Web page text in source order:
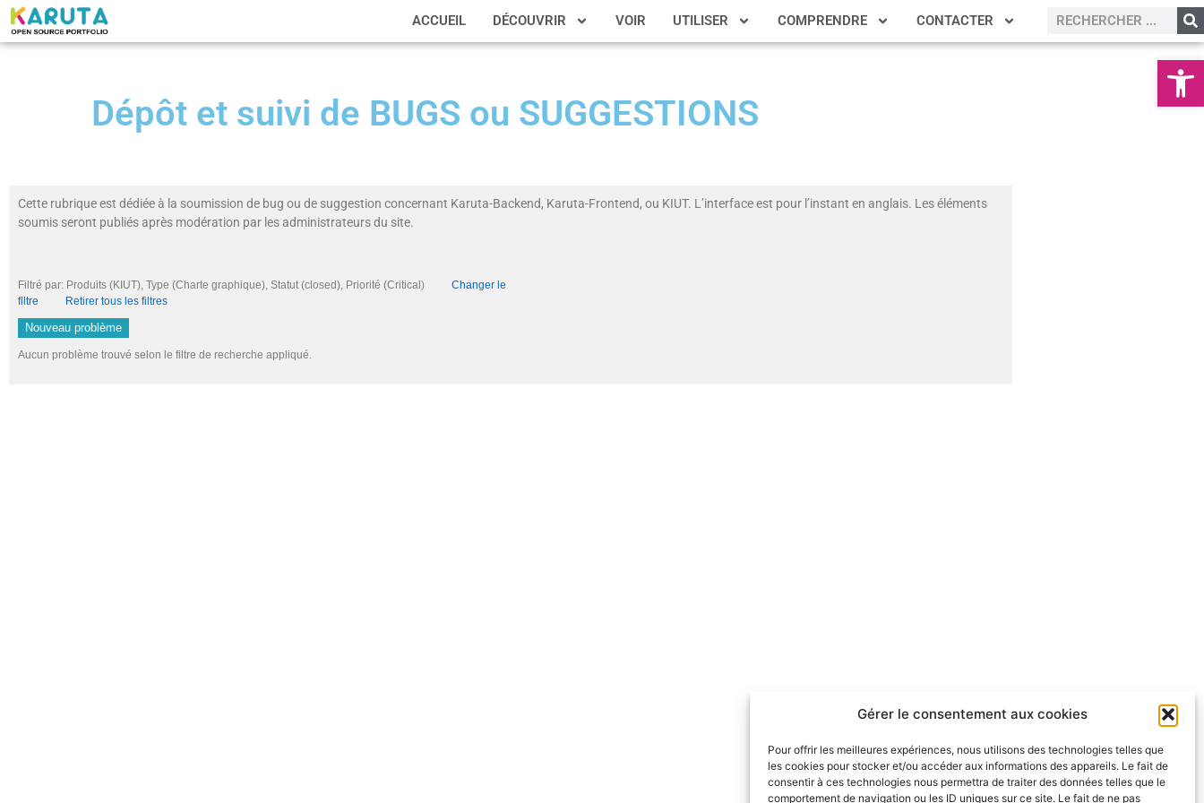
Ouvrir
Gérer le consentement aux cookies
Pour offrir les meilleures expériences, nous utilisons des technologies telles que
les cookies pour stocker et/ou accéder aux informations des appareils. Le fait de
consentir à ces technologies nous permettra de traiter des données telles que le
comportement de navigation ou les ID uniques sur ce site. Le fait de ne pas
ACCUEIL DÉCOUVRIR VOIR UTILISER COMPRENDRE CONTACTER
Dépôt et suivi de BUGS ou SUGGESTIONS
Cette rubrique est dédiée à la soumission de bug ou de suggestion concernant Karuta-Backend, Karuta-Frontend, ou KIUT. L’interface est pour l’instant en anglais. Les éléments
soumis seront publiés après modération par les administrateurs du site.
Filtré par: Produits (KIUT), Type (Charte graphique), Statut (closed), Priorité (Critical) Changer le
filtre
Retirer tous les filtres
Nouveau problème
Aucun problème trouvé selon le filtre de recherche appliqué.